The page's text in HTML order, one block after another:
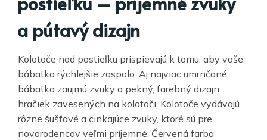
a pútavý dizajn
Kolotoče nad postieľku prispievajú k tomu, aby vaše
bábätko rýchlejšie zaspalo. Aj najviac umrnčané
bábätko zaujmú zvuky a pekný, farebný dizajn
hračiek zavesených na kolotoči. Kolotoče vydávajú
rôzne šušťavé a cinkajúce zvuky, ktoré sú pre
novorodencov veľmi príjemné. Červená farba